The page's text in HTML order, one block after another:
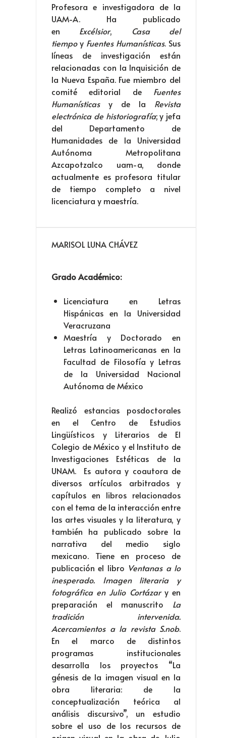
Profesora e investigadora de la
UAM-A. Ha publicado
en Excélsior,
Casa del
tiempoy Fuentes Humanísticas. Sus
líneas de investigación están
relacionadas con la Inquisición de
la Nueva España. Fue miembro del
comité editorial de Fuentes
Humanísticasy de la Revista
electrónica de historiografía; y jefa
del Departamento de
Humanidades de la Universidad
Autónoma Metropolitana
Azcapotzalco uam-a, donde
actualmente es profesora titular
de tiempo completo a nivel
licenciatura y maestría.
MARISOL LUNA CHÁVEZ
Grado Académico:
Licenciatura en Letras
Hispánicas en la Universidad
Veracruzana
Maestría y Doctorado en
Letras Latinoamericanas en la
Facultad de Filosofía y Letras
de la Universidad Nacional
Autónoma de México
Realizó estancias posdoctorales
en el Centro de Estudios
Lingüísticos y Literarios de El
Colegio de México y el Instituto de
Investigaciones Estéticas de la
UNAM. Es autora y coautora de
diversos artículos arbitrados y
capítulos en libros relacionados
con el tema de la interacción entre
las artes visuales y la literatura, y
también ha publicado sobre la
narrativa del medio siglo
mexicano. Tiene en proceso de
publicación el libro Ventanas a lo
inesperado. Imagen literaria y
fotográfica en Julio Cortázary en
preparación el manuscrito La
tradición intervenida.
Acercamientos a la revista S.nob.
En el marco de distintos
programas institucionales
desarrolla los proyectos “La
génesis de la imagen visual en la
obra literaria: de la
conceptualización teórica al
análisis discursivo”, un estudio
sobre el uso de los recursos de